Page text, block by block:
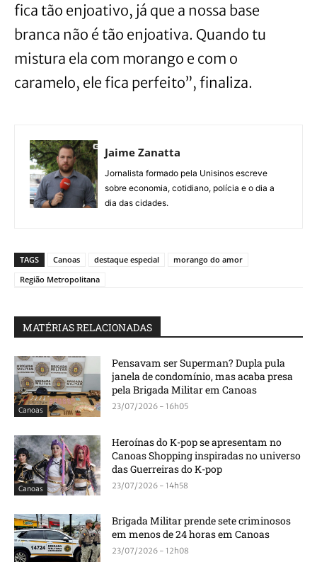
fica tão enjoativo, já que a nossa base
branca não é tão enjoativa. Quando tu
mistura ela com morango e com o
caramelo, ele fica perfeito”, finaliza.
Jaime Zanatta
Jornalista formado pela Unisinos escreve
sobre economia, cotidiano, polícia e o dia a
dia das cidades.
TAGS Canoas destaque especial
morango do amor
Região Metropolitana
MATÉRIAS RELACIONADAS
Canoas
Pensavam ser Superman? Dupla pula
janela de condomínio, mas acaba presa
pela Brigada Militar em Canoas
23/07/2026 - 16h05
Canoas
Heroínas do K-pop se apresentam no
Canoas Shopping inspiradas no universo
das Guerreiras do K-pop
23/07/2026 - 14h58
Brigada Militar prende sete criminosos
em menos de 24 horas em Canoas
23/07/2026 - 12h08